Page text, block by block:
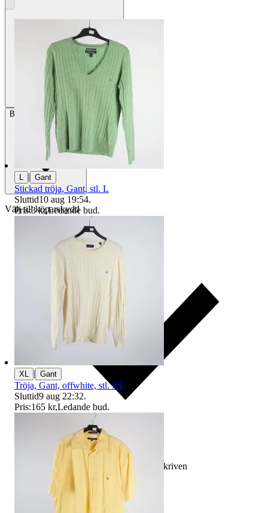
Betalning Via Tradera
Välj till köparskydd
Ersättning om varan inte är som beskriven
L | Gant
Stickad tröja, Gant, stl. L
Sluttid10 aug 19:54.
Pris:3 kr,Ledande bud.
XL | Gant
Tröja, Gant, offwhite, stl. XL
Sluttid9 aug 22:32.
Pris:165 kr,Ledande bud.